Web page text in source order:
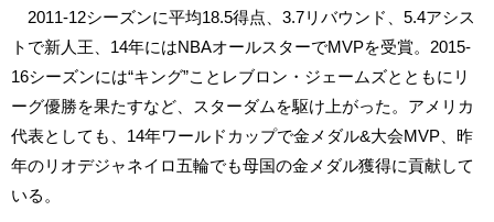
2011-12シーズンに平均18.5得点、3.7リバウンド、5.4アシス
トで新人王、14年にはNBAオールスターでMVPを受賞。2015-
16シーズンには“キング”ことレブロン・ジェームズとともにリ
ーグ優勝を果たすなど、スターダムを駆け上がった。アメリカ
代表としても、14年ワールドカップで金メダル&大会MVP、昨
年のリオデジャネイロ五輪でも母国の金メダル獲得に貢献して
いる。